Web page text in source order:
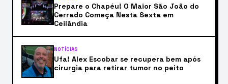
Prepare o Chapéu! O Maior São João do
Cerrado Começa Nesta Sexta em
Ceilândia
NOTÍCIAS
Ufa! Alex Escobar se recupera bem após
cirurgia para retirar tumor no peito